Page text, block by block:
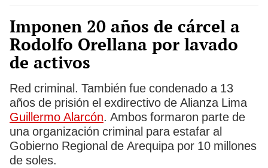
Imponen 20 años de cárcel a
Rodolfo Orellana por lavado
de activos
Red criminal. También fue condenado a 13
años de prisión el exdirectivo de Alianza Lima
Guillermo Alarcón. Ambos formaron parte de
una organización criminal para estafar al
Gobierno Regional de Arequipa por 10 millones
de soles.